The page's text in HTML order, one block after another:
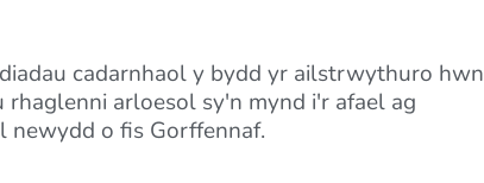
cadarnhaol y bydd yr ailstrwythuro hwn
arloesol sy'n mynd i'r afael ag
newydd o fis Gorffennaf.